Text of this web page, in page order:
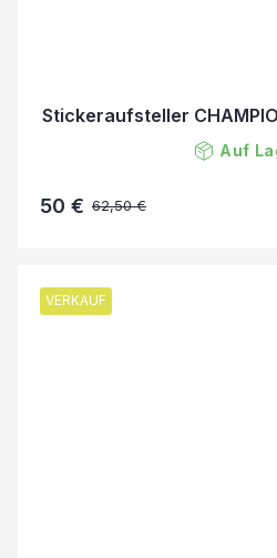
Stickeraufsteller
Auf
62,50 €
50 €
VERKAUF